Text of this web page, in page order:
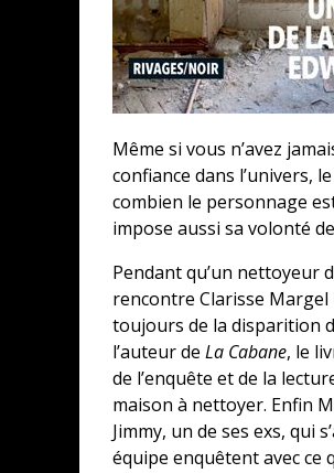
Même si vous n’avez
confiance dans l’univers,
combien le personnage
impose aussi sa volonté
Pendant qu’un nettoyeur
rencontre Clarisse
toujours de la disparition
l’auteur de La Cabane, le
de l’enquête et de la
maison à nettoyer. Enfin
Jimmy, un de ses exs, qui
équipe enquêtent avec ce